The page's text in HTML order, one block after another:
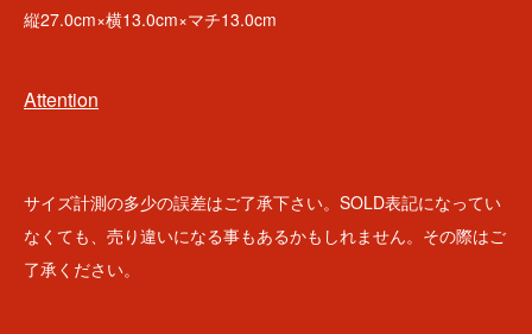
縦27.0cm×横13.0cm×マチ13.0cm
Attention
サイズ計測の多少の誤差はご了承下さい。SOLD表記になってい
なくても、売り違いになる事もあるかもしれません。その際はご
了承ください。